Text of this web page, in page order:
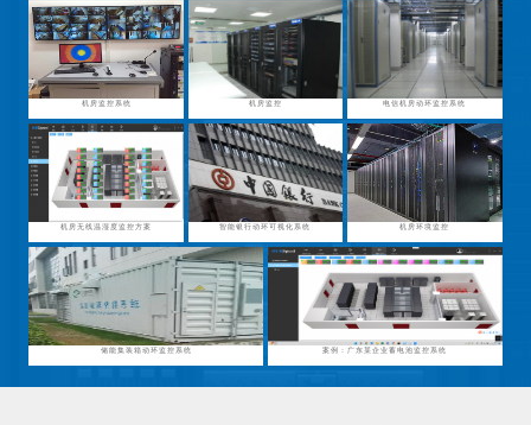
机房监控系统 机房监控 电信机房动环监控系统
机房无线温湿度监控方案 智能银行动环可视化系统 机房环境监控
储能集装箱动环监控系统 案例：广东某企业蓄电池监控系统